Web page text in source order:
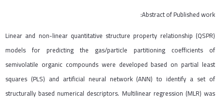
Abstract of Published work:
Linear and non-linear quantitative structure property relationship (QSPR)
models for predicting the gas/particle partitioning coefficients of
semivolatile organic compounds were developed based on partial least
squares (PLS) and artificial neural network (ANN) to identify a set of
structurally based numerical descriptors. Multilinear regression (MLR) was